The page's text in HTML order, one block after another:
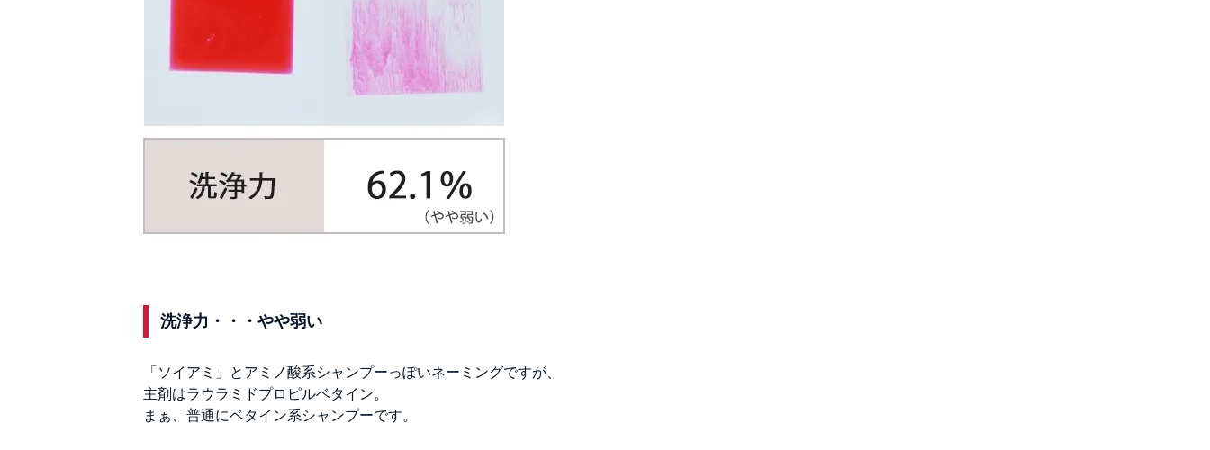
洗浄力・・・やや弱い
「ソイアミ」とアミノ酸系シャンプーっぽいネーミングですが、
主剤はラウラミドプロピルベタイン。
まぁ、普通にベタイン系シャンプーです。